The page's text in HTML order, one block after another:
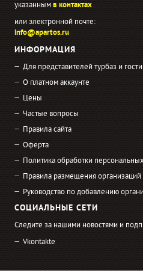
указаннымв контактах
или электронной почте:
info@apartos.ru
ИНФОРМАЦИЯ
Для представителей турбаз и
О платном аккаунте
Цены
Частые вопросы
Правила сайта
Оферта
Политика обработки
Правила размещения организаций
Руководство по добавлению
СОЦИАЛЬНЫЕ СЕТИ
Следите за нашими новостями и
Vkontakte